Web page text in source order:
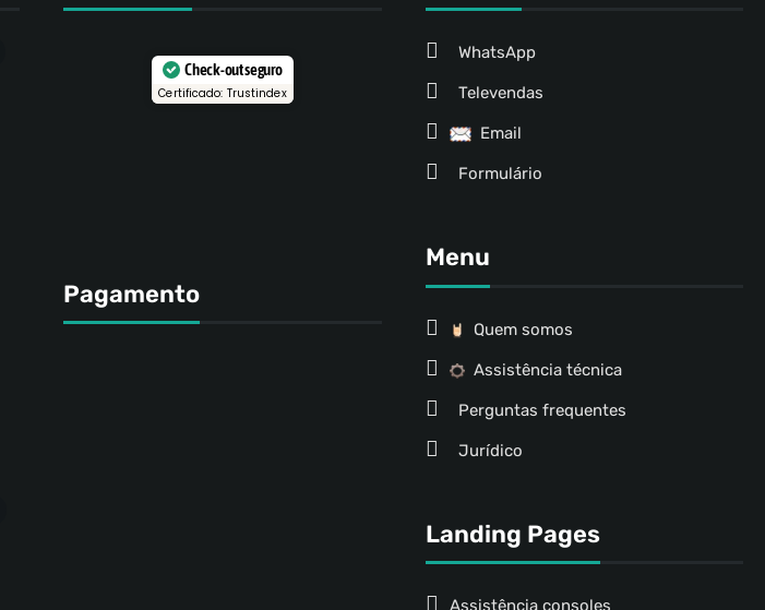
Check-out seguro
Certificado: Trustindex
Pagamento
WhatsApp
Televendas
Email
Formulário
Menu
Quem somos
Assistência técnica
Perguntas frequentes
Jurídico
Landing Pages
Assistência consoles